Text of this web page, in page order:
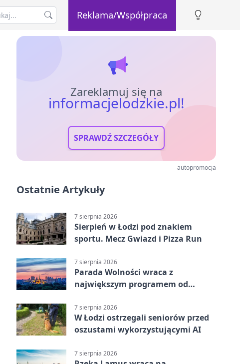
Reklama/Współpraca
Zareklamuj się na
informacjelodzkie.pl!
SPRAWDŹ SZCZEGÓŁY
autopromocja
Ostatnie Artykuły
7 sierpnia 2026
Sierpień w Łodzi pod znakiem
sportu. Mecz Gwiazd i Pizza Run
7 sierpnia 2026
Parada Wolności wraca z
największym programem od
platform
7 sierpnia 2026
W Łodzi ostrzegali seniorów przed
oszustami wykorzystującymi AI
7 sierpnia 2026